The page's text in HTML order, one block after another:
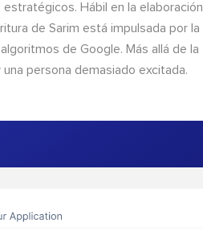
Hábil en la elaboración
de Sarim está impulsada por la
de Google. Más allá de la
persona demasiado excitada.